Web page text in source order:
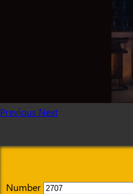
Previous Next
Number